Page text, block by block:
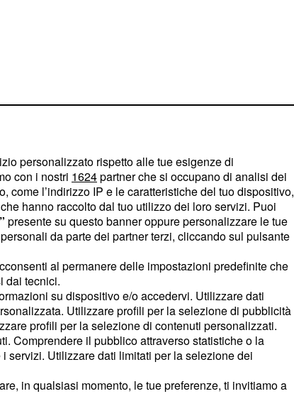
personalizzato rispetto alle tue esigenze di
con i nostri 1624partner che si occupano di analisi dei
l’indirizzo IP e le caratteristiche del tuo dispositivo,
hanno raccolto dal tuo utilizzo dei loro servizi. Puoi
presente su questo banner oppure personalizzare le tue
da parte dei partner terzi, cliccando sul pulsante
al permanere delle impostazioni predefinite che
dai tecnici.
su dispositivo e/o accedervi. Utilizzare dati
Utilizzare profili per la selezione di pubblicità
profili per la selezione di contenuti personalizzati.
Comprendere il pubblico attraverso statistiche o la
servizi. Utilizzare dati limitati per la selezione dei
in qualsiasi momento, le tue preferenze, ti invitiamo a